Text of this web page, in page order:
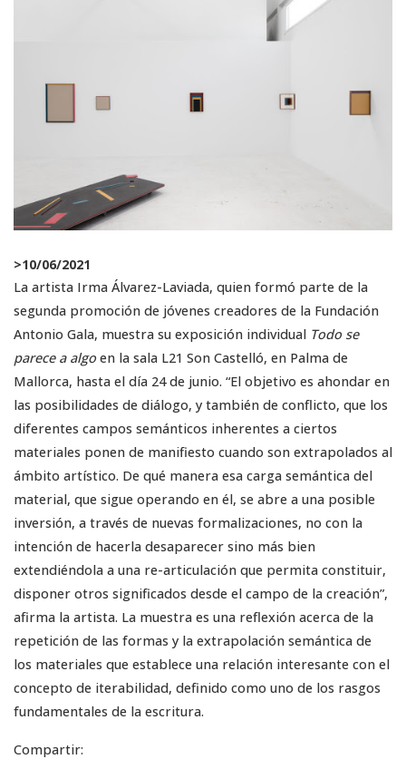
>10/06/2021
La artista Irma Álvarez-Laviada, quien formó parte de la
segunda promoción de jóvenes creadores de la Fundación
Antonio Gala, muestra su exposición individual Todo se
parece a algoen la sala L21 Son Castelló, en Palma de
Mallorca, hasta el día 24 de junio. “El objetivo es ahondar en
las posibilidades de diálogo, y también de conflicto, que los
diferentes campos semánticos inherentes a ciertos
materiales ponen de manifiesto cuando son extrapolados al
ámbito artístico. De qué manera esa carga semántica del
material, que sigue operando en él, se abre a una posible
inversión, a través de nuevas formalizaciones, no con la
intención de hacerla desaparecer sino más bien
extendiéndola a una re-articulación que permita constituir,
disponer otros significados desde el campo de la creación”,
afirma la artista. La muestra es una reflexión acerca de la
repetición de las formas y la extrapolación semántica de
los materiales que establece una relación interesante con el
concepto de iterabilidad, definido como uno de los rasgos
fundamentales de la escritura.
Compartir: